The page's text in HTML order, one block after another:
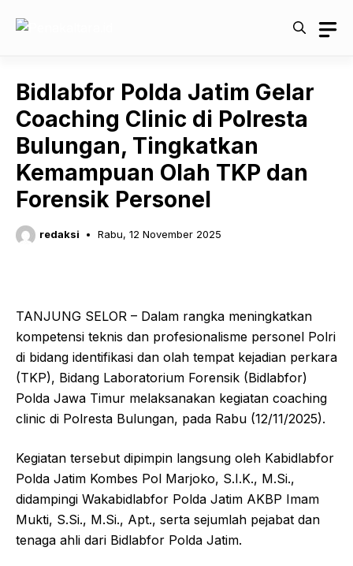
Bidlabfor Polda Jatim Gelar
Coaching Clinic di Polresta
Bulungan, Tingkatkan
Kemampuan Olah TKP dan
Forensik Personel
redaksi Rabu, 12 November 2025
TANJUNG SELOR – Dalam rangka meningkatkan
kompetensi teknis dan profesionalisme personel Polri
di bidang identifikasi dan olah tempat kejadian perkara
(TKP), Bidang Laboratorium Forensik (Bidlabfor)
Polda Jawa Timur melaksanakan kegiatan coaching
clinic di Polresta Bulungan, pada Rabu (12/11/2025).
Kegiatan tersebut dipimpin langsung oleh Kabidlabfor
Polda Jatim Kombes Pol Marjoko, S.I.K., M.Si.,
didampingi Wakabidlabfor Polda Jatim AKBP Imam
Mukti, S.Si., M.Si., Apt., serta sejumlah pejabat dan
tenaga ahli dari Bidlabfor Polda Jatim.